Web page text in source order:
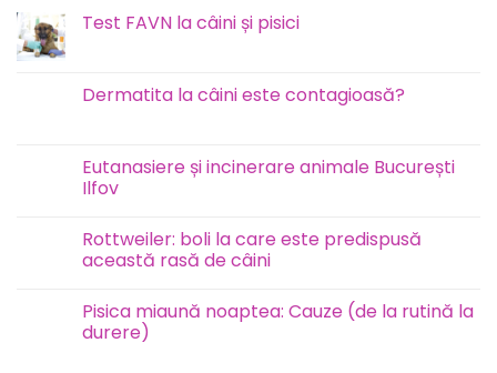
Test FAVN la câini și pisici
Test
FAVN
pisici
Dermatita la câini este contagioasă?
Dermatita
la
câini
Eutanasiere și incinerare animale București
Ilfov
la
Eutanasiere
și
București
Ilfov
Rottweiler: boli la care este predispusă
această rasă de câini
la
Rottweiler:
boli
Pisica miaună noaptea: Cauze (de la rutină la
durere)